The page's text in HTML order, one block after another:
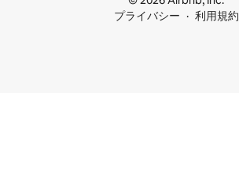
プライバシー
利用規約